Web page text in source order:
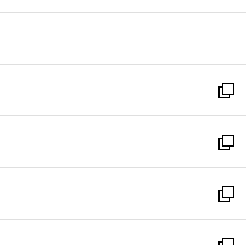
開
ウ
開
く
ン
ウ
で
開
く
ウ
ン
ド
ウ
で
開
く
新
し
い
ウ
ィ
ン
新
し
い
ウ
新
し